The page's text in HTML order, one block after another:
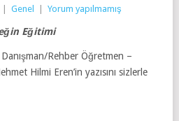
Genel Yorum yapılmamış
Eğitimi
Rehber Öğretmen –
Hilmi Eren’in yazısını sizlerle